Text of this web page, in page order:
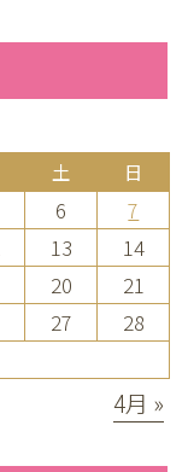
土 日
6
7
13
14
20
21
27
28
4月 »